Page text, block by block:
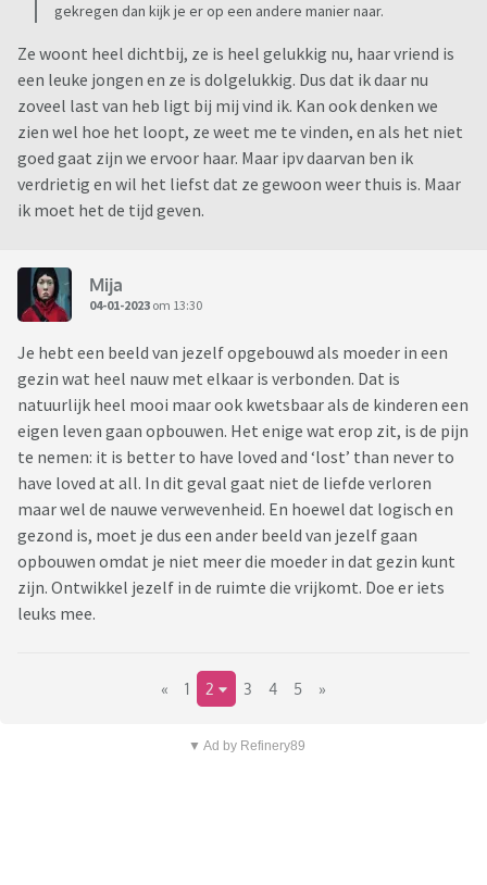
gekregen dan kijk je er op een andere manier naar.
Ze woont heel dichtbij, ze is heel gelukkig nu, haar vriend is
een leuke jongen en ze is dolgelukkig. Dus dat ik daar nu
zoveel last van heb ligt bij mij vind ik. Kan ook denken we
zien wel hoe het loopt, ze weet me te vinden, en als het niet
goed gaat zijn we ervoor haar. Maar ipv daarvan ben ik
verdrietig en wil het liefst dat ze gewoon weer thuis is. Maar
ik moet het de tijd geven.
Mija
04-01-2023 om 13:30
Je hebt een beeld van jezelf opgebouwd als moeder in een
gezin wat heel nauw met elkaar is verbonden. Dat is
natuurlijk heel mooi maar ook kwetsbaar als de kinderen een
eigen leven gaan opbouwen. Het enige wat erop zit, is de pijn
te nemen: it is better to have loved and ‘lost’ than never to
have loved at all. In dit geval gaat niet de liefde verloren
maar wel de nauwe verwevenheid. En hoewel dat logisch en
gezond is, moet je dus een ander beeld van jezelf gaan
opbouwen omdat je niet meer die moeder in dat gezin kunt
zijn. Ontwikkel jezelf in de ruimte die vrijkomt. Doe er iets
leuks mee.
« 1 2 3 4 5 »
▼ Ad by Refinery89